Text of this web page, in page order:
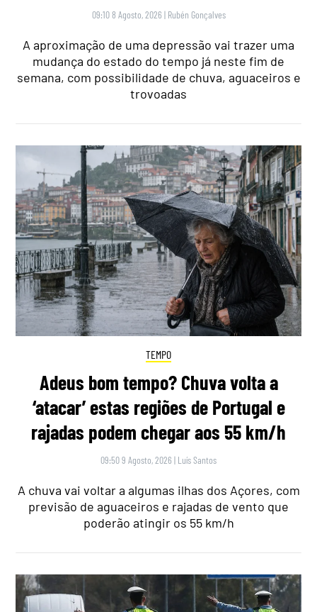
09:10 8 Agosto, 2026 | Rubén Gonçalves
A aproximação de uma depressão vai trazer uma
mudança do estado do tempo já neste fim de
semana, com possibilidade de chuva, aguaceiros e
trovoadas
TEMPO
Adeus bom tempo? Chuva volta a
‘atacar’ estas regiões de Portugal e
rajadas podem chegar aos 55 km/h
09:50 9 Agosto, 2026 | Luís Santos
A chuva vai voltar a algumas ilhas dos Açores, com
previsão de aguaceiros e rajadas de vento que
poderão atingir os 55 km/h